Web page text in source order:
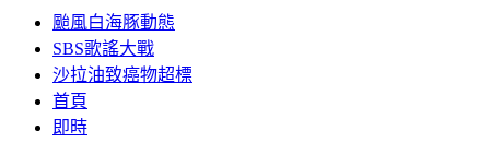
颱風白海豚動態
SBS歌謠大戰
沙拉油致癌物超標
首頁
即時